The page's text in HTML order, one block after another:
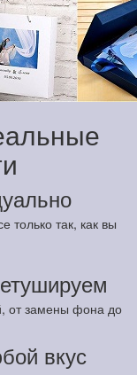
только так, как вы
от замены фона до
вкус